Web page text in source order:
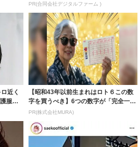
PR(合同会社デジタルファーム )
近く
服が
【昭和43年以前生まれはロト６この数
字を買うべき】6つの数字が「完全一
致」する方...
PR(株式会社MURA)